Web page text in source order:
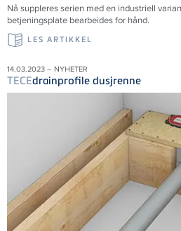
Nå suppleres serien med en industriell
betjeningsplate bearbeides for hånd.
LES ARTIKKEL
14.03.2023 – NYHETER
TECEdrainprofile dusjrenne